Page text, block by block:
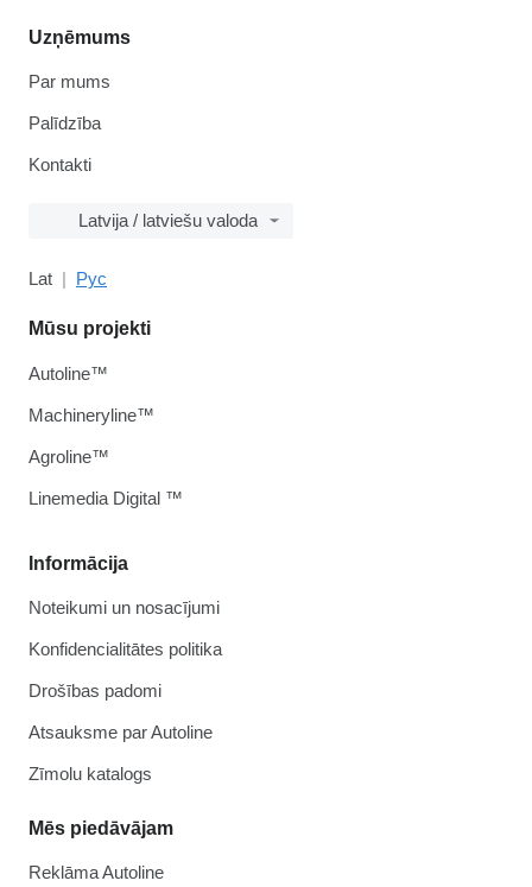
Uzņēmums
Par mums
Palīdzība
Kontakti
Latvija / latviešu valoda
Lat Рус
Informācija
Noteikumi un nosacījumi
Konfidencialitātes politika
Drošības padomi
Atsauksme par Autoline
Zīmolu katalogs
Mēs piedāvājam
Reklāma Autoline
Mūsu projekti
Autoline™
Machineryline™
Agroline™
Linemedia Digital ™